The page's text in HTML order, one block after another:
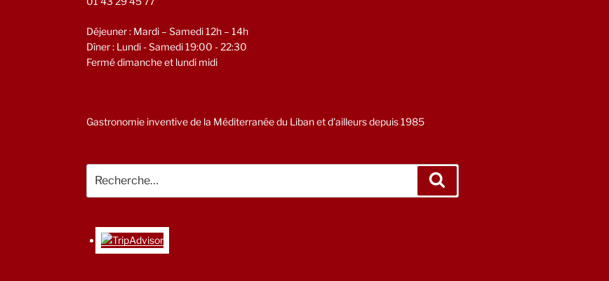
Déjeuner : Mardi – Samedi 12h – 14h
Dîner : Lundi - Samedi 19:00 - 22:30
Fermé dimanche et lundi midi
Gastronomie inventive de la Méditerranée du Liban et d'ailleurs depuis 1985
pour
: